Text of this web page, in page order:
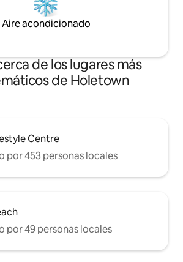
Aire acondicionado
de los lugares más
de Holetown
Centre
por 453 personas locales
por 49 personas locales